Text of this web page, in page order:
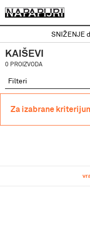
SNIŽENJE
Filteri
KAIŠEVI
0 PROIZVODA
Za izabrane